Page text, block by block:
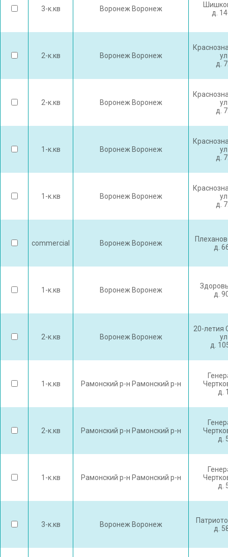
3-к.кв Воронеж Воронеж
д.
2-к.кв Воронеж Воронеж
ул
д.
2-к.кв Воронеж Воронеж
ул
д.
1-к.кв Воронеж Воронеж
ул
д.
1-к.кв Воронеж Воронеж
ул
д.
commercial Воронеж Воронеж
д.
1-к.кв Воронеж Воронеж
д.
2-к.кв Воронеж Воронеж
20-летия
ул
д.
1-к.кв Рамонский р-н Рамонский р-н
д.
2-к.кв Рамонский р-н Рамонский р-н
д.
1-к.кв Рамонский р-н Рамонский р-н
д.
3-к.кв Воронеж Воронеж
д.